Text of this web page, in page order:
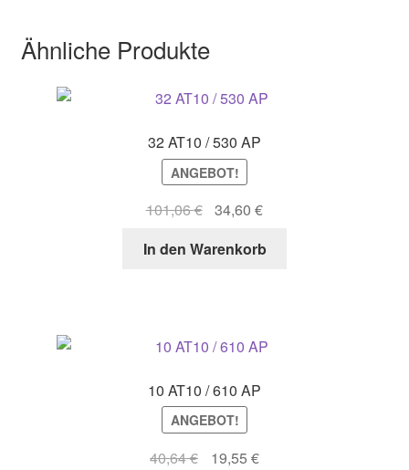
Ähnliche Produkte
32 AT10 / 530 AP
ANGEBOT!
101,06€ Ursprünglicher
war:
34,60€Aktueller
ist:
In den Warenkorb
10 AT10 / 610 AP
ANGEBOT!
40,64€
Ursprünglicher
19,55 €Aktueller